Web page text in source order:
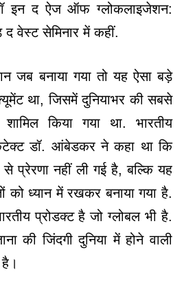
इन द ऐज ऑफ ग्लोकलाइजेशन:
वेस्ट सेमिनार में कहीं.
जब बनाया गया तो यह ऐसा बड़े
था, जिसमें दुनियाभर की सबसे
किया गया था. भारतीय
डॉ. आंबेडकर ने कहा था कि
से प्रेरणा नहीं ली गई है, बल्कि यह
ध्यान में रखकर बनाया गया है.
प्रोडक्ट है जो ग्लोबल भी है.
की जिंदगी दुनिया में होने वाली